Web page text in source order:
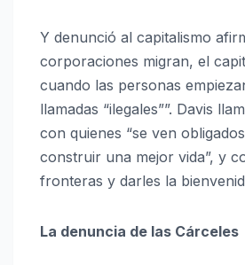
Y denunció al capitalismo
corporaciones migran, el
cuando las personas
llamadas “ilegales””. Davis
con quienes “se ven
construir una mejor vida”, y
fronteras y darles la
La denuncia de las Cárceles